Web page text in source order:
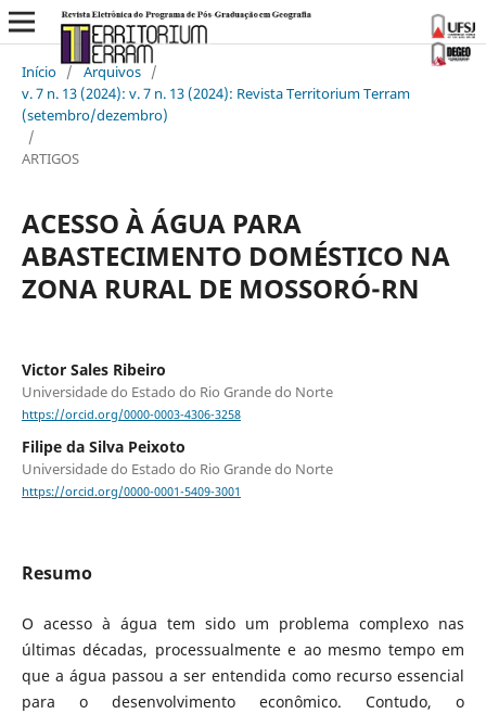
Início / Arquivos /
v. 7 n. 13 (2024): v. 7 n. 13 (2024): Revista Territorium Terram
(setembro/dezembro)
/
ARTIGOS
ACESSO À ÁGUA PARA
ABASTECIMENTO DOMÉSTICO NA
ZONA RURAL DE MOSSORÓ-RN
Victor Sales Ribeiro
Universidade do Estado do Rio Grande do Norte
https://orcid.org/0000-0003-4306-3258
Filipe da Silva Peixoto
Universidade do Estado do Rio Grande do Norte
https://orcid.org/0000-0001-5409-3001
Resumo
O acesso à água tem sido um problema complexo nas
últimas décadas, processualmente e ao mesmo tempo em
que a água passou a ser entendida como recurso essencial
para o desenvolvimento econômico. Contudo, o